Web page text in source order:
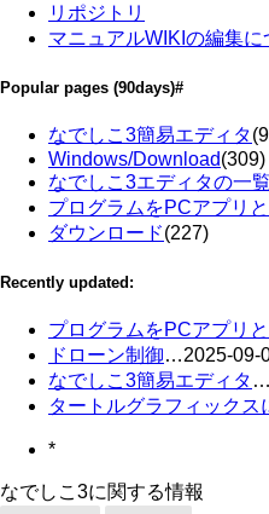
リポジトリ
マニュアルWIKIの編集に
Popular pages (90days)#
なでしこ3簡易エディタ
Windows/Download(309)
なでしこ3エディタの一覧
プログラムをPCアプリ
ダウンロード(227)
Recently updated:
プログラムをPCアプリ
ドローン制御…2025-09-
なでしこ3簡易エディタ …
タートルグラフィックス
*
なでしこ3に関する情報